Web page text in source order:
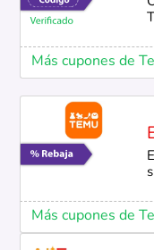
Más cupones de
Más cupones de